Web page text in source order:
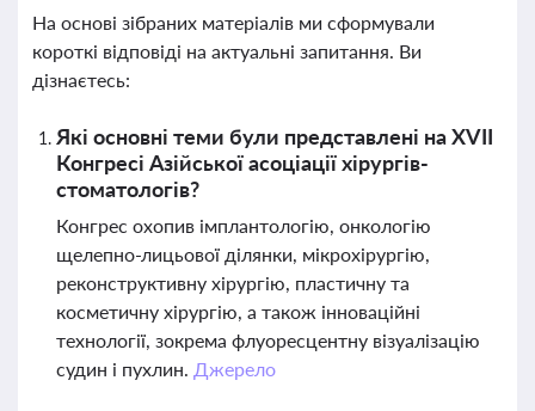
На основі зібраних матеріалів ми сформували
короткі відповіді на актуальні запитання. Ви
дізнаєтесь:
Які основні теми були представлені на XVІІ
Конгресі Азійської асоціації хірургів-
стоматологів?
Конгрес охопив імплантологію, онкологію
щелепно-лицьової ділянки, мікрохірургію,
реконструктивну хірургію, пластичну та
косметичну хірургію, а також інноваційні
технології, зокрема флуоресцентну візуалізацію
судин і пухлин. Джерело